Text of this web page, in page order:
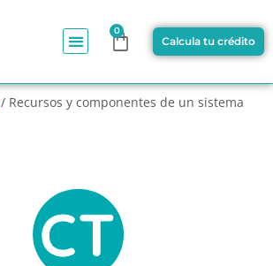
0
Calcula tu crédito
/ Recursos y componentes de un sistema